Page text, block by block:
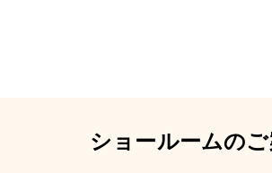
ショールームの